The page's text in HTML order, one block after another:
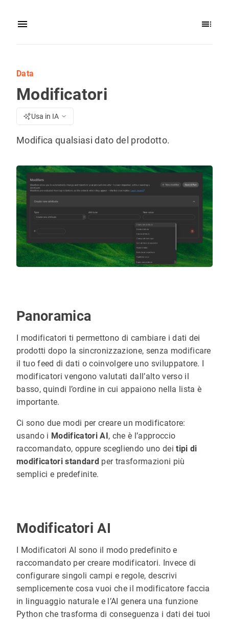
Data
Modificatori
Usa in IA
Modifica qualsiasi dato del prodotto.
Panoramica
I modificatori ti permettono di cambiare i dati dei
prodotti dopo la sincronizzazione, senza modificare
il tuo feed di dati o coinvolgere uno sviluppatore. I
modificatori vengono valutati dall’alto verso il
basso, quindi l’ordine in cui appaiono nella lista è
importante.
Ci sono due modi per creare un modificatore:
usando i Modificatori AI, che è l’approccio
raccomandato, oppure scegliendo uno deitipi di
modificatori standardper trasformazioni più
semplici e predefinite.
Modificatori AI
I Modificatori AI sono il modo predefinito e
raccomandato per creare modificatori. Invece di
configurare singoli campi e regole, descrivi
semplicemente cosa vuoi che il modificatore faccia
in linguaggio naturale e l’AI genera una funzione
Python che trasforma di conseguenza i dati dei tuoi